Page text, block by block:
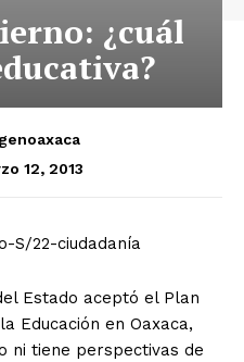
¿cuál
12, 2013
S/22-ciudadanía
Estado aceptó el Plan
Educación en Oaxaca,
ni tiene perspectivas de